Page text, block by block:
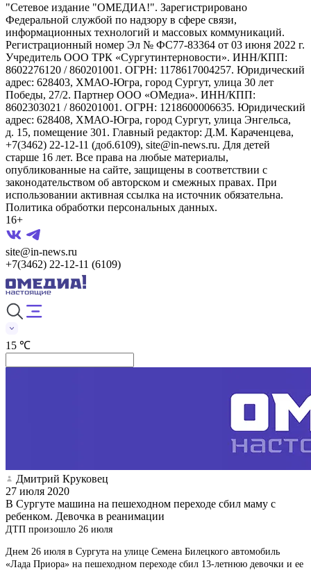
"Сетевое издание "ОМЕДИА!". Зарегистрировано
Федеральной службой по надзору в сфере связи,
информационных технологий и массовых коммуникаций.
Регистрационный номер Эл № ФС77-83364 от 03 июня 2022 г.
Учредитель ООО ТРК «Сургутинтерновости». ИНН/КПП:
8602276120 / 860201001. ОГРН: 1178617004257. Юридический
адрес: 628403, ХМАО-Югра, город Сургут, улица 30 лет
Победы, 27/2. Партнер ООО «ОМедиа». ИНН/КПП:
8602303021 / 860201001. ОГРН: 1218600006635. Юридический
адрес: 628408, ХМАО-Югра, город Сургут, улица Энгельса,
д. 15, помещение 301. Главный редактор: Д.М. Караченцева,
+7(3462) 22-12-11 (доб.6109), site@in-news.ru. Для детей
старше 16 лет. Все права на любые материалы,
опубликованные на сайте, защищены в соответствии с
законодательством об авторском и смежных правах. При
использовании активная ссылка на источник обязательна.
Политика обработки персональных данных.
16+
site@in-news.ru
+7(3462) 22-12-11 (6109)
15 ℃
Дмитрий Круковец
27 июля 2020
В Сургуте машина на пешеходном переходе сбил маму с
ребенком. Девочка в реанимации
ДТП произошло 26 июля
Днем 26 июля в Сургута на улице Семена Билецкого автомобиль
«Лада Приора» на пешеходном переходе сбил 13-летнюю девочки и ее